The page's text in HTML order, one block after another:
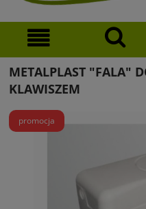
METALPLAST "FALA"
KLAWISZEM
promocja